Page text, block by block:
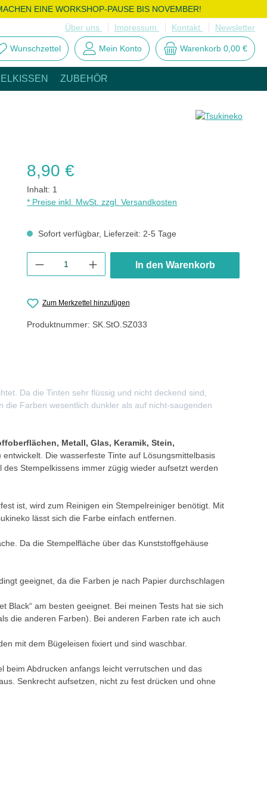
EINE WORKSHOP-PAUSE BIS NOVEMBER!
Über uns
Impressum Kontakt Newsletter
Wunschzettel Mein Konto Warenkorb 0,00 €
ZUBEHÖR
Regulärer Preis:
8,90 €
Inhalt: 1
* Preise inkl. MwSt. zzgl. Versandkosten
Sofort verfügbar, Lieferzeit: 2-5 Tage
In den Warenkorb
Zum Merkzettel hinzufügen
Produktnummer: SK.StO.SZ033
Da die Tinten sehr flüssig und nicht deckend sind,
Farben wesentlich dunkler als auf nicht-saugenden
Metall, Glas, Keramik, Stein,
Die wasserfeste Tinte auf Lösungsmittelbasis
Stempelkissens immer zügig wieder aufsetzt werden
ist, wird zum Reinigen ein Stempelreiniger benötigt. Mit
lässt sich die Farbe einfach entfernen.
Da die Stempelfläche über das Kunststoffgehäuse
geeignet, da die Farben je nach Papier durchschlagen
Black“ am besten geeignet. Bei meinen Tests hat sie sich
die anderen Farben). Bei anderen Farben rate ich auch
mit dem Bügeleisen fixiert und sind waschbar.
beim Abdrucken anfangs leicht verrutschen und das
Senkrecht aufsetzen, nicht zu fest drücken und ohne